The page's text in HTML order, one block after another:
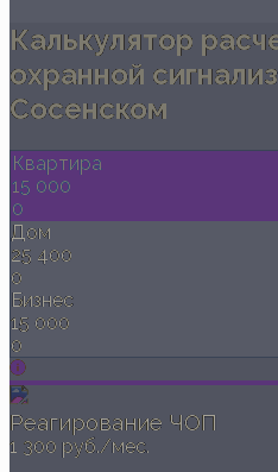
Калькулятор
охранной
Сосенском
Квартира
15 000
0
Дом
25 400
0
Бизнес
15 000
0
Реагирование ЧОП
1 300 руб./мес.